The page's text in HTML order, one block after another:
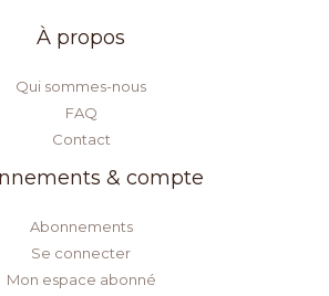
À propos
Qui sommes-nous
FAQ
Contact
& compte
Abonnements
Se connecter
Mon espace abonné